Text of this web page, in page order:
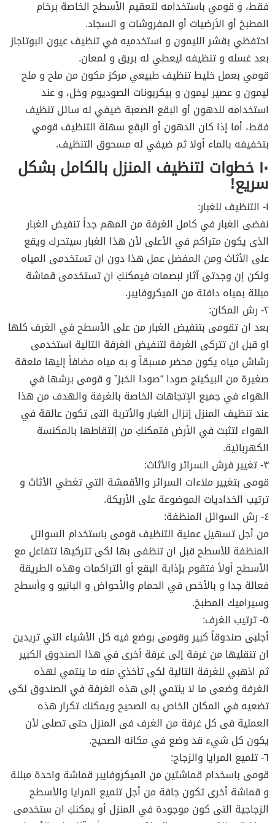
فقط، و قومي باستخدامه لتعقيم الأسطح الخاصة برخام
المطبخ أو الأرضيات أو المفروشات و السجاد.
احتفظي بقشر الليمون و استخدميه في تنظيف عيون البوتاجاز
بعد غسله و تنظيفه ليعطي له بريق و لمعان.
قومي بعمل خليط تنظيف طبيعي مركز مكون من ملح و ملح
ليمون و عصير ليمون و بيكربونات الصوديوم وخل، و عند
استخدامه للدهون أو البقع الصعبة ضيفي له سائل تنظيف
فقط، أما إذا كان الدهون أو البقع سهلة التنظيف قومي
بتخفيفه بالماء أولا ثم ضيفي له مسحوق التنظيف.
١٠ خطوات لتنظيف المنزل بالكامل بشكل
سريع!
١- التنظيف للغبار:
نفضى الغبار في كامل الغرفة من المهم جداً تنفيض الغبار
الذى يكون متراكم في الأعلى لأن هذا الغبار سيتحرك ويقع
على الأثاث ومن المفضل عمل هذا دون ان تستخدمى المياه
ولكن إن وجدتى آثار لبصمات فيمكنكِ ان تستخدمى قماشة
مبللة بمياه دافئة من الميكروفايبر.
٢- رش المكان:
بعد ان تقومى بتنفيض الغبار من على الأسطح في الغرف كلها
او قبل ان تتركى الغرفة لتنفيض الغرفة التالية استخدمى
رشاش مياه يكون محضر مسبقاً و به مياه مضافاً إليها ملعقة
صغيرة من البيكينج صودا “صودا الخبز” و قومى برشها في
الهواء في جميع الإتجاهات الخاصة بالغرفة والهدف من هذا
عند تنظيف المنزل إنزال الغبار والأتربة التى تكون عالقة في
الهواء لتثبت في الأرض فتمكنكِ من إلتقاطها بالمكنسة
الكهربائية.
٣- تغيير فرش السرائر والأثاث:
قومى بتغيير ملاءات السرائر والأقمشة التي تغطي الأثاث و
ترتيب الخداديات الموضوعة على الأريكة.
٤- رش السوائل المنظفة:
من أجل تسهيل عملية التنظيف قومى باستخدام السوائل
المنظفة للأسطح قبل ان تنظفى بها لكى تتركيها تتفاعل مع
الأسطح أولاً فتقوم بإذابة البقع أو التراكمات وهذه الطريقة
فعالة جدا و بالأخص في الحمام والأحواض و البانيو و وأسطح
وسيراميك المطبخ.
٥- ترتيب الغرف:
أجلبى صندوقاً كبير وقومى بوضع فيه كل الأشياء التي تريدين
ان تنقليها من غرفة إلى غرفة أخرى في هذا الصندوق الكبير
ثم اذهبي للغرفة التالية لكى تأخذي منه ما ينتمي لهذه
الغرفة وضعى ما لا ينتمي إلى هذه الغرفة في الصندوق لكى
تضعيه في المكان الخاص به الصحيح ويمكنك تكرار هذه
العملية فى كل غرفة من الغرف فى المنزل حتى تصلى لأن
يكون كل شيء قد وضع في مكانه الصحيح.
٦- تلميع المرايا والزجاج:
قومى باسخدام قماشتين من الميكروفايبر قماشة واحدة مبللة
و قماشة أخرى تكون جافة من أجل تلميع المرايا والأسطح
الزجاجية التى كون موجودة في المنزل أو يمكنكِ ان ستخدمى